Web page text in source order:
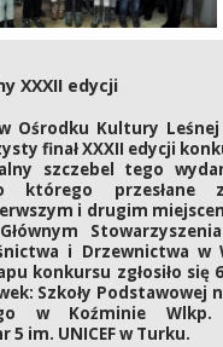
XXXII edycji
Ośrodku Kultury Leśnej
finał XXXII edycji
szczebel tego
którego przesłane
i drugim
i Drzewnictwa w
konkursu zgłosiło się
Szkoły Podstawowej
w Koźminie
5 im. UNICEF w Turku.